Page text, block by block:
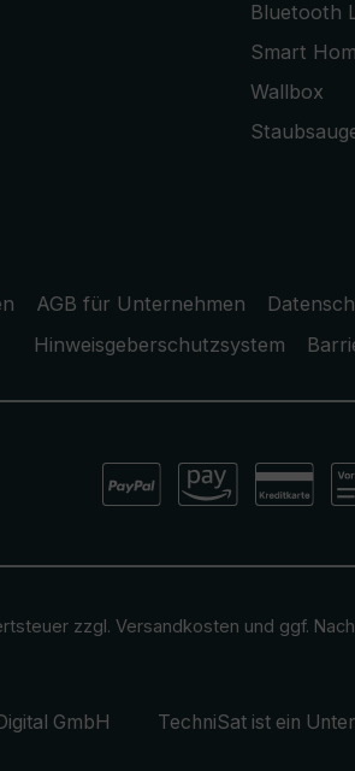
Bluetooth
Smart
Wallbox
AGB für Unternehmen
Hinweisgeberschutzsystem
zzgl. Versandkosten und ggf.
GmbH TechniSat ist ein